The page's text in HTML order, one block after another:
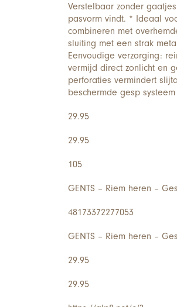
Verstelbaar zonder
pasvorm vindt. * Ideaal
combineren met
sluiting met een strak
Eenvoudige verzorging:
vermijd direct zonlicht en
perforaties vermindert
beschermde gesp
29.95
29.95
105
GENTS – Riem heren –
48173372277053
GENTS – Riem heren –
29.95
29.95